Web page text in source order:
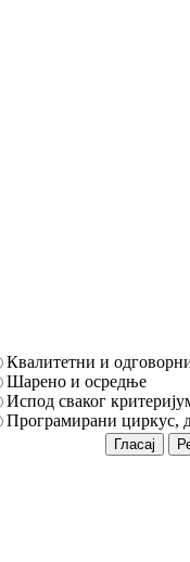
Квалитетни и
Шарено и осредње
Испод сваког
Програмирани циркус,